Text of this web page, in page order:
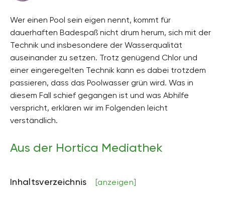
Wer einen Pool sein eigen nennt, kommt für
dauerhaften Badespaß nicht drum herum, sich mit der
Technik und insbesondere der Wasserqualität
auseinander zu setzen. Trotz genügend Chlor und
einer eingeregelten Technik kann es dabei trotzdem
passieren, dass das Poolwasser grün wird. Was in
diesem Fall schief gegangen ist und was Abhilfe
verspricht, erklären wir im Folgenden leicht
verständlich.
Aus der Hortica Mediathek
Inhaltsverzeichnis [anzeigen]